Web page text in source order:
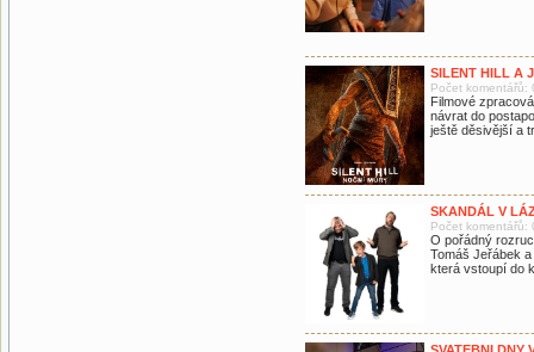
SILENT HILL A
Počet komentářů:
Filmové
návrat do
ještě děsivější a
SKANDÁL V
Počet komentářů:
O pořádný
Tomáš Jeřábek
která vstoupí do